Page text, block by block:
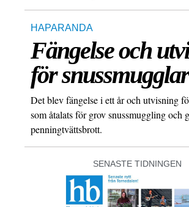
HAPARANDA
Fängelse och
för
Det blev fängelse i ett år och utvisning
som åtalats för grov snussmuggling och
penningtvättsbrott.
SENASTE TIDNINGEN